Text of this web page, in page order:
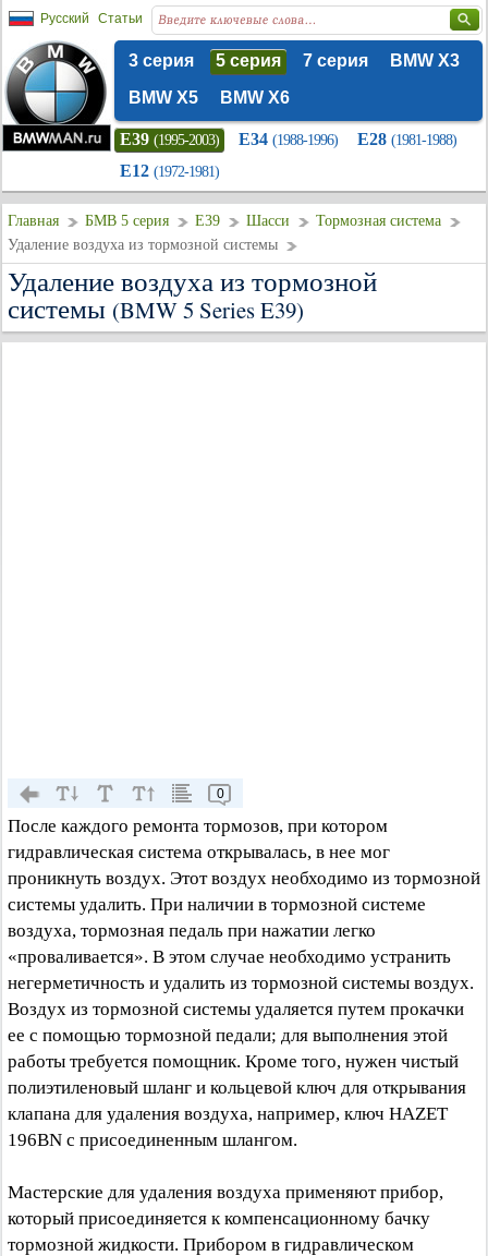
Русский Статьи
3 серия 5 серия 7 серия
BMW X3
BMW X5
BMW X6
E39 (1995-2003) E34 (1988-1996) E28 (1981-1988)
E12 (1972-1981)
Главная БМВ 5 серия E39 Шасси
Тормозная система
Удаление воздуха из тормозной системы
Удаление воздуха из тормозной
системы (BMW 5 Series E39)
0
После каждого ремонта тормозов, при котором
гидравлическая система открывалась, в нее мог
проникнуть воздух. Этот воздух необходимо из тормозной
системы удалить. При наличии в тормозной системе
воздуха, тормозная педаль при нажатии легко
«проваливается». В этом случае необходимо устранить
негерметичность и удалить из тормозной системы воздух.
Воздух из тормозной системы удаляется путем прокачки
ее с помощью тормозной педали; для выполнения этой
работы требуется помощник. Кроме того, нужен чистый
полиэтиленовый шланг и кольцевой ключ для открывания
клапана для удаления воздуха, например, ключ HAZET
196BN с присоединенным шлангом.
Мастерские для удаления воздуха применяют прибор,
который присоединяется к компенсационному бачку
тормозной жидкости. Прибором в гидравлическом